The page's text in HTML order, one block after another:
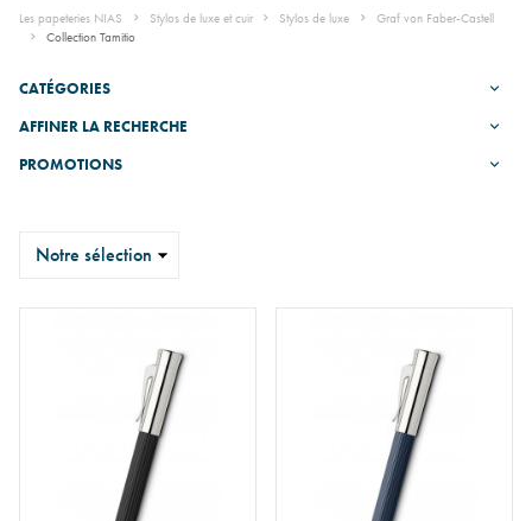
Les papeteries NIAS Stylos de luxe et cuir Stylos de luxe
Graf von Faber-Castell
Collection Tamitio
CATÉGORIES
AFFINER LA RECHERCHE
PROMOTIONS